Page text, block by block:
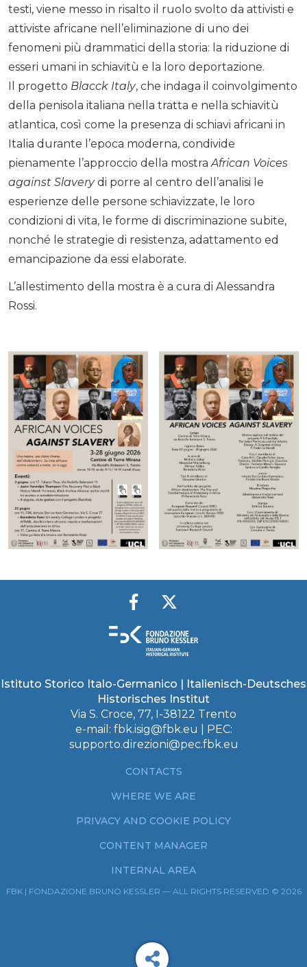
testi, viene messo in risalto il ruolo svolto da attivisti e
attiviste africane nell’eliminazione di uno dei
fenomeni più drammatici della storia: la riduzione di
esseri umani in schiavitù e la loro deportazione.
Il progetto Blacck Italy, che indaga il coinvolgimento
della penisola italiana nella tratta e nella schiavitù
atlantica, così come la presenza di schiavi africani in
Italia durante l’epoca moderna, condivide
pienamente l’approccio della mostraAfrican Voices
against Slaverydi porre al centro dell’analisi le
esperienze delle persone schiavizzate, le loro
condizioni di vita, le forme di discriminazione subite,
nonché le strategie di resistenza, adattamento ed
emancipazione da essi elaborate.
L’allestimento della mostra è a cura di Alessandra
Rossi.
Istituto Storico Italo-Germanico | Italienisch-Deutsches
Historisches Institut
Via S. Croce, 77, I-38122 Trento
e-mail: fbk.isig@fbk.eu | PEC:
supporto.direzioni@pec.fbk.eu
CONTACTS
WHERE WE ARE
PRIVACY AND COOKIE POLICY
CONTENT MANAGER
INTERNAL AREA
FBK | FONDAZIONE BRUNO KESSLER — ALL RIGHTS RESERVED © 2026